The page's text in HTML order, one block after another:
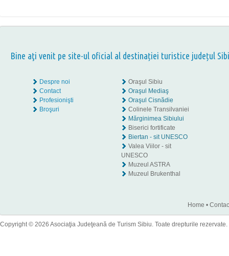
Bine aţi venit pe site-ul oficial al destinației turistice județul
Despre noi
Contact
Profesionişti
Broşuri
Oraşul Sibiu
Oraşul Mediaş
Oraşul Cisnădie
Colinele Transilvaniei
Mărginimea Sibiului
Biserici fortificate
Biertan - sit UNESCO
Valea Viilor - sit
UNESCO
Muzeul ASTRA
Muzeul Brukenthal
Home •
Copyright © 2026 Asociaţia Judeţeană de Turism Sibiu. Toate drepturile rezervate.